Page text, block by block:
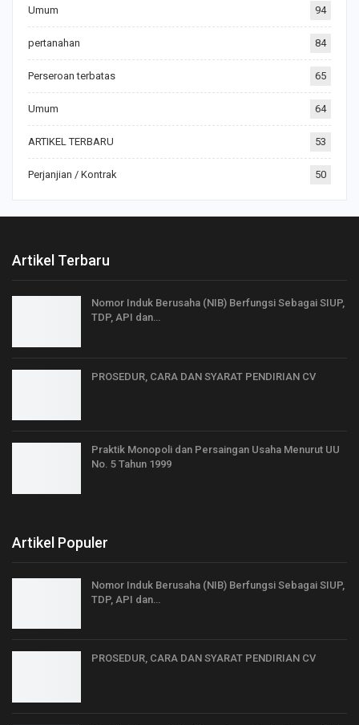
Umum 94
pertanahan 84
Perseroan terbatas 65
Umum 64
ARTIKEL TERBARU 53
Perjanjian / Kontrak 50
Artikel Terbaru
Nomor Induk Berusaha (NIB) Berfungsi Sebagai SIUP,
TDP, API dan…
PROSEDUR, CARA DAN SYARAT PENDIRIAN CV
Praktik Monopoli dan Persaingan Usaha Menurut UU
No. 5 Tahun 1999
Artikel Populer
Nomor Induk Berusaha (NIB) Berfungsi Sebagai SIUP,
TDP, API dan…
PROSEDUR, CARA DAN SYARAT PENDIRIAN CV